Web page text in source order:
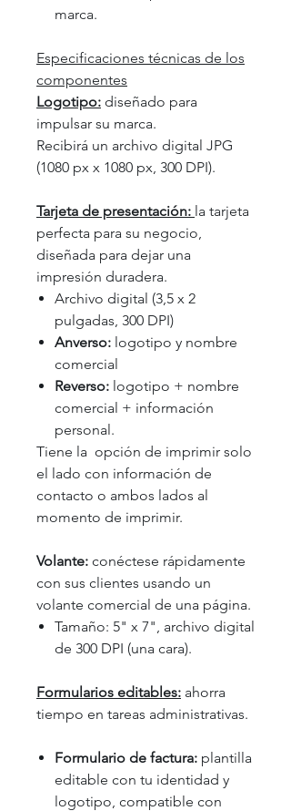
marca.
Especificaciones técnicas de los
componentes
Logotipo: diseñado para
impulsar su marca.
Recibirá un archivo digital JPG
(1080 px x 1080 px, 300 DPI).
Tarjeta de presentación: la tarjeta
perfecta para su negocio,
diseñada para dejar una
impresión duradera.
Archivo digital (3,5 x 2
pulgadas, 300 DPI)
Anverso: logotipo y nombre
comercial
Reverso: logotipo + nombre
comercial + información
personal.
Tiene la opción de imprimir solo
el lado con información de
contacto o ambos lados al
momento de imprimir.
Volante: conéctese rápidamente
con sus clientes usando un
volante comercial de una página.
Tamaño: 5" x 7", archivo digital
de 300 DPI (una cara).
Formularios editables: ahorra
tiempo en tareas administrativas.
Formulario de factura: plantilla
editable con tu identidad y
logotipo, compatible con